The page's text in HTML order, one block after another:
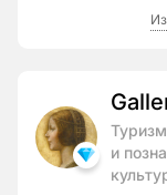
и